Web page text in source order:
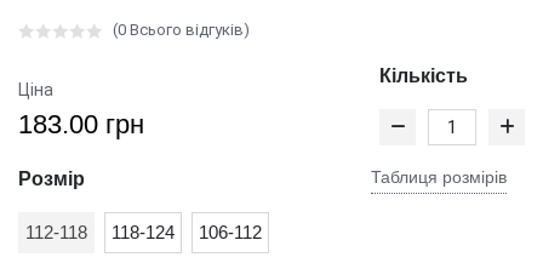
(0 Всього відгуків)
Ціна
183.00 грн
Кількість
Розмір Таблиця розмірів
112-118 118-124 106-112